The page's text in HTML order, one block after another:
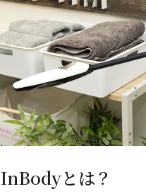
InBodyとは？